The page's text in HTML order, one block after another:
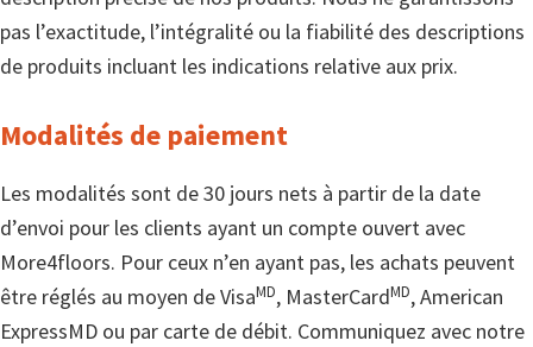
pas l’exactitude, l’intégralité ou la fiabilité des descriptions
de produits incluant les indications relative aux prix.
Modalités de paiement
Les modalités sont de 30 jours nets à partir de la date
d’envoi pour les clients ayant un compte ouvert avec
More4floors. Pour ceux n’en ayant pas, les achats peuvent
être réglés au moyen de VisaMD, MasterCardMD, American
ExpressMD ou par carte de débit. Communiquez avec notre